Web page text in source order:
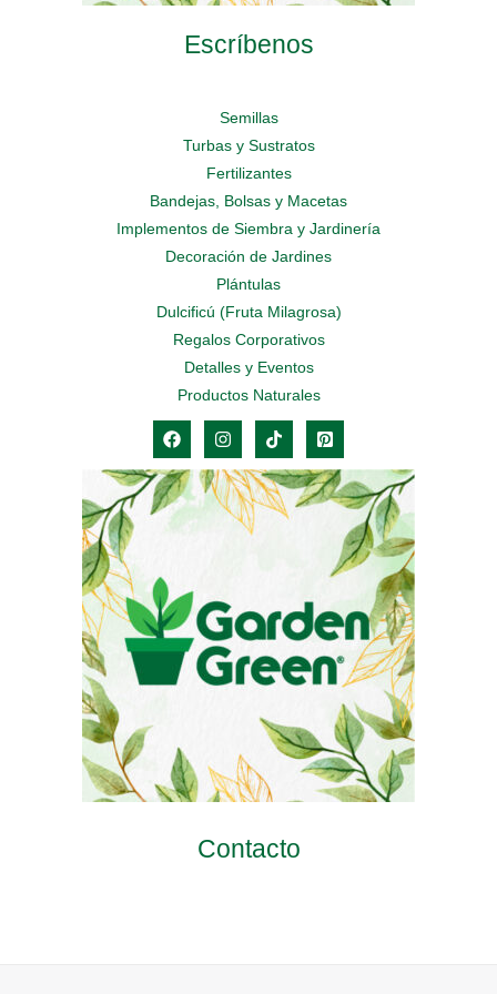
Escríbenos
Semillas
Turbas y Sustratos
Fertilizantes
Bandejas, Bolsas y Macetas
Implementos de Siembra y Jardinería
Decoración de Jardines
Plántulas
Dulcificú (Fruta Milagrosa)
Regalos Corporativos
Detalles y Eventos
Productos Naturales
Contacto